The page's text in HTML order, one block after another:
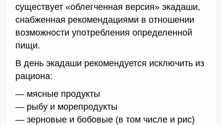
существует «облегченная версия» экадаши,
снабженная рекомендациями в отношении
возможности употребления определенной
пищи.
В день экадаши рекомендуется исключить из
рациона:
— мясные продукты
— рыбу и морепродукты
— зерновые и бобовые (в том числе и рис)